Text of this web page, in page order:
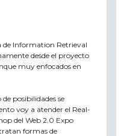
de Information Retrieval
desde el proyecto
muy enfocados en
posibilidades se
voy a atender el Real-
del Web 2.0 Expo
formas de